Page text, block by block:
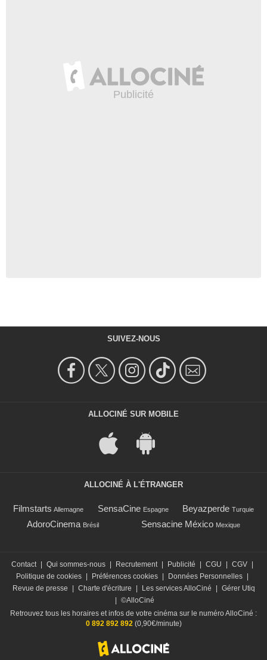
SUIVEZ-NOUS
ALLOCINÉ SUR MOBILE
ALLOCINÉ À L'ÉTRANGER
Filmstarts Allemagne SensaCine Espagne Beyazperde Turquie
AdoroCinema Brésil Sensacine México Mexique
Contact | Qui sommes-nous | Recrutement | Publicité | CGU | CGV |
Politique de cookies | Préférences cookies | Données Personnelles |
Revue de presse
| Charte d'écriture | Les services AlloCiné | Gérer Utiq
| ©AlloCiné
Retrouvez tous les horaires et infos de votre cinéma sur le numéro AlloCiné :
0 892 892 892(0,90€/minute)